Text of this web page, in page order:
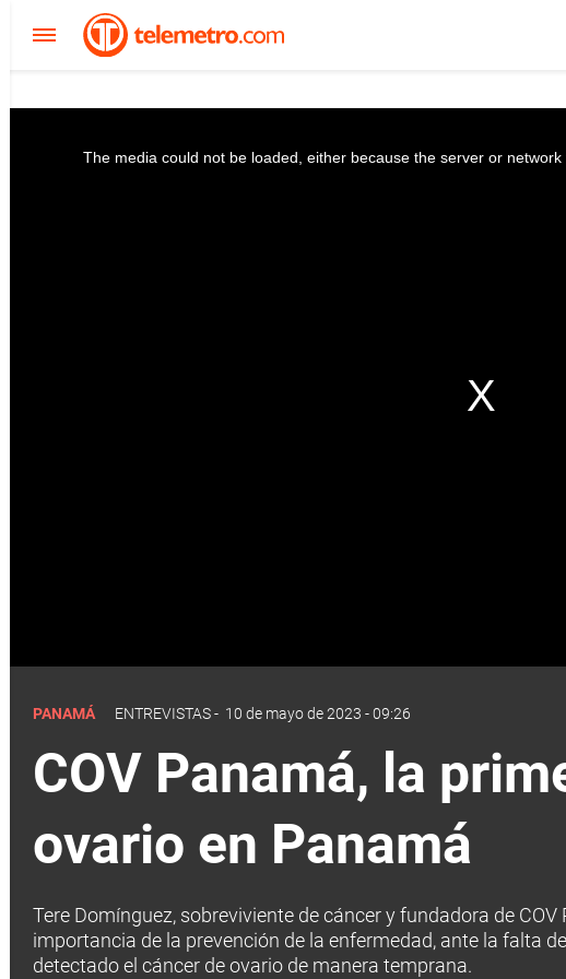
The media could not be loaded, either because the server or
PANAMÁ ENTREVISTAS- 10 de mayo de 2023 - 09:26
COV Panamá, la
ovario en Panamá
Tere Domínguez, sobreviviente de cáncer y fundadora de
importancia de la prevención de la enfermedad, ante la falta
detectado el cáncer de ovario de manera temprana.